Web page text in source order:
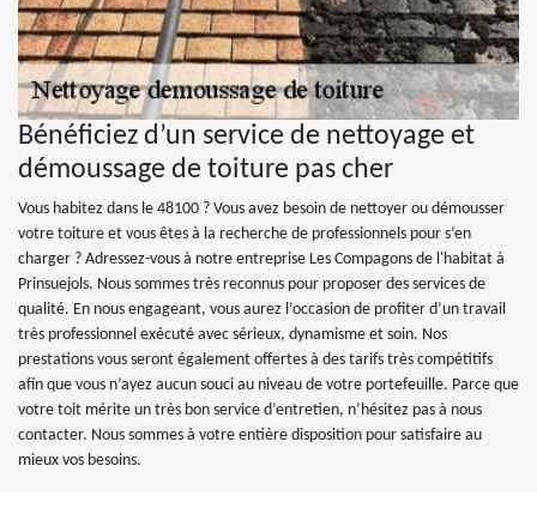
Bénéficiez d’un service de nettoyage et
démoussage de toiture pas cher
Vous habitez dans le 48100 ? Vous avez besoin de nettoyer ou démousser
votre toiture et vous êtes à la recherche de professionnels pour s’en
charger ? Adressez-vous à notre entreprise Les Compagons de l'habitat à
Prinsuejols. Nous sommes très reconnus pour proposer des services de
qualité. En nous engageant, vous aurez l’occasion de profiter d’un travail
très professionnel exécuté avec sérieux, dynamisme et soin. Nos
prestations vous seront également offertes à des tarifs très compétitifs
afin que vous n’ayez aucun souci au niveau de votre portefeuille. Parce que
votre toit mérite un très bon service d’entretien, n’hésitez pas à nous
contacter. Nous sommes à votre entière disposition pour satisfaire au
mieux vos besoins.